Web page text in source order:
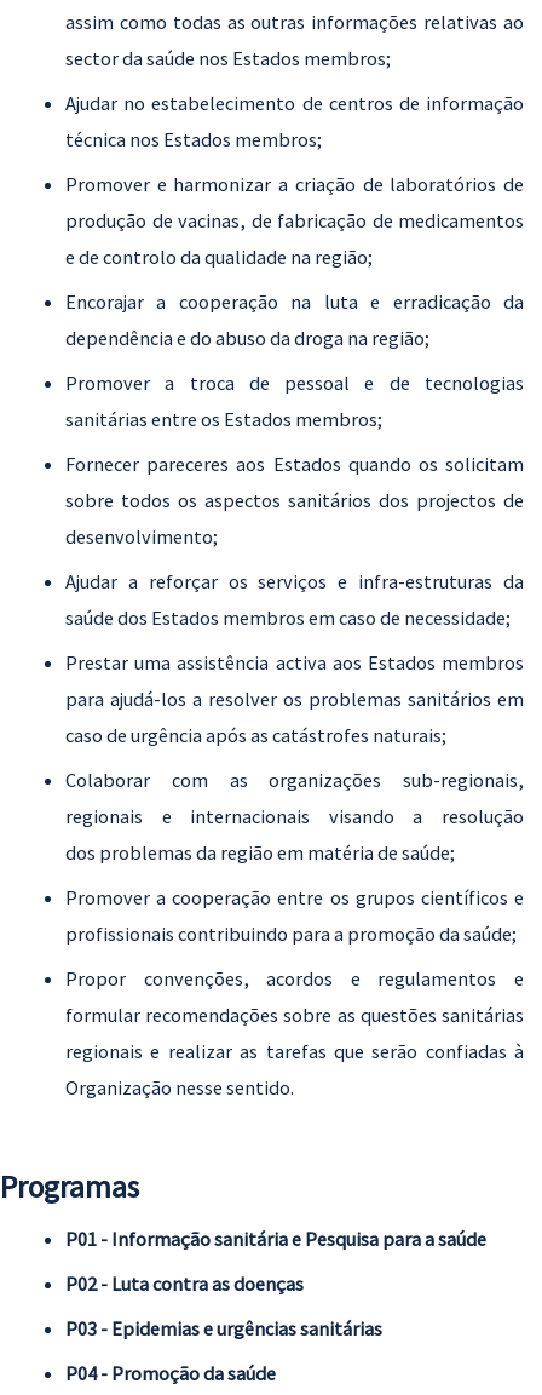
assim como todas as outras informações relativas ao
sector da saúde nos Estados membros;
Ajudar no estabelecimento de centros de informação
técnica nos Estados membros;
Promover e harmonizar a criação de laboratórios de
produção de vacinas, de fabricação de medicamentos
e de controlo da qualidade na região;
Encorajar a cooperação na luta e erradicação da
dependência e do abuso da droga na região;
Promover a troca de pessoal e de tecnologias
sanitárias entre os Estados membros;
Fornecer pareceres aos Estados quando os solicitam
sobre todos os aspectos sanitários dos projectos de
desenvolvimento;
Ajudar a reforçar os serviços e infra-estruturas da
saúde dos Estados membros em caso de necessidade;
Prestar uma assistência activa aos Estados membros
para ajudá-los a resolver os problemas sanitários em
caso de urgência após as catástrofes naturais;
Colaborar com as organizações sub-regionais,
regionais e internacionais visando a resolução
dos problemas da região em matéria de saúde;
Promover a cooperação entre os grupos científicos e
profissionais contribuindo para a promoção da saúde;
Propor convenções, acordos e regulamentos e
formular recomendações sobre as questões sanitárias
regionais e realizar as tarefas que serão confiadas à
Organização nesse sentido.
Programas
P01 - Informação sanitária e Pesquisa para a saúde
P02 - Luta contra as doenças
P03 - Epidemias e urgências sanitárias
P04 - Promoção da saúde